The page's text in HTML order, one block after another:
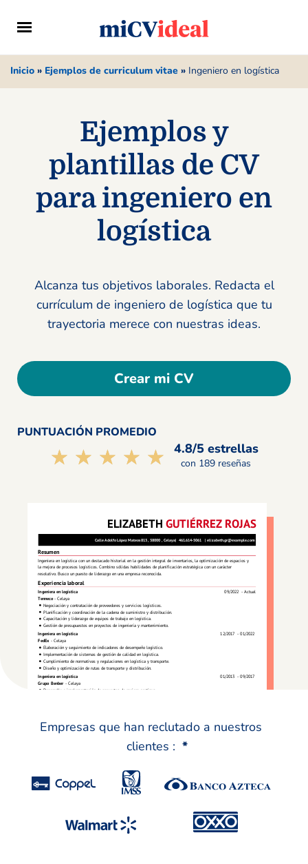
Inicio » Ejemplos de curriculum vitae » Ingeniero en logística
Ejemplos y
plantillas de CV
para ingeniero en
logística
Alcanza tus objetivos laborales. Redacta el
currículum de ingeniero de logística que tu
trayectoria merece con nuestras ideas.
Crear mi CV
PUNTUACIÓN PROMEDIO
☆☆☆☆☆
★★★★★ 4.8/5 estrellas
con 189 reseñas
Empresas que han reclutado a nuestros
clientes : *